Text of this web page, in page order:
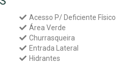
Acesso P/ Deficiente Físico
Área Verde
Churrasqueira
Entrada Lateral
Hidrantes